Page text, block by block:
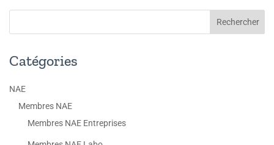
Catégories
NAE
Membres NAE
Membres NAE Entreprises